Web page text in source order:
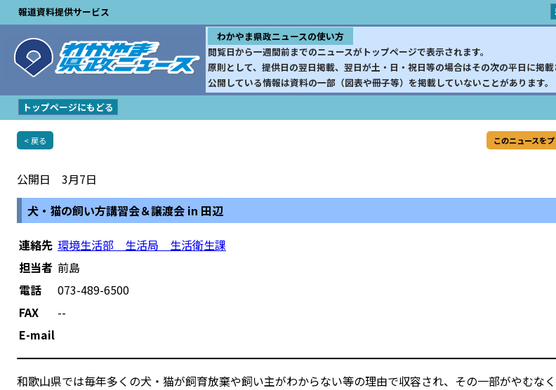
報道資料提供サービス
わかやま県政ニュースの使い方
閲覧日から一週間前までのニュースがトップページで表示されます。
原則として、提供日の翌日掲載、翌日が土・日・祝日等の場合はその次の平日に掲載
公開している情報は資料の一部（図表や冊子等）を掲載していないことがあります。
トップページにもどる
< 戻る このニュースを
公開日 3月7日
犬・猫の飼い方講習会＆譲渡会 in 田辺
連絡先 環境生活部 生活局 生活衛生課
担当者 前島
電話
073-489-6500
FAX
--
E-mail
和歌山県では毎年多くの犬・猫が飼育放棄や飼い主がわからない等の理由で収容され、その一部がやむな